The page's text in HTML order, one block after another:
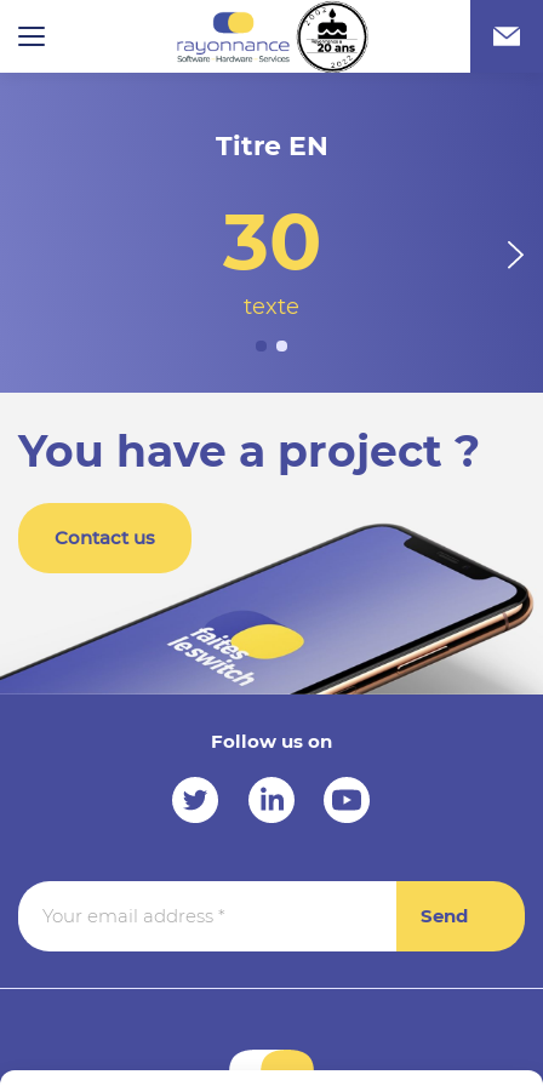
Titre EN
30
texte
You have a project ?
Contact us
Follow us on